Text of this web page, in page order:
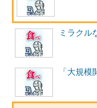
ミラクル
「大規